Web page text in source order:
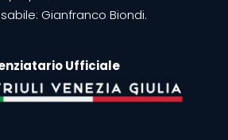
Gianfranco Biondi.
Ufficiale